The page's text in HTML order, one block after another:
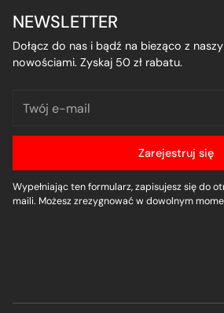
NEWSLETTER
Dołącz do nas i bądź na bieząco z
nowościami. Zyskaj 50 zł rabatu.
Zarejestruj się
Wypełniając ten formularz, zapisujesz się do
maili. Możesz zrezygnować w dowolnym